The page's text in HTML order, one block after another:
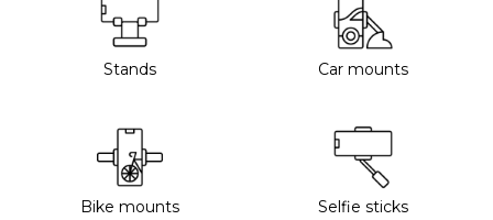
Stands Car mounts
Bike mounts Selfie sticks